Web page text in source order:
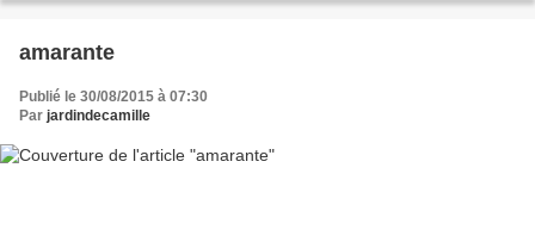
amarante
Publié le 30/08/2015 à 07:30
Par jardindecamille